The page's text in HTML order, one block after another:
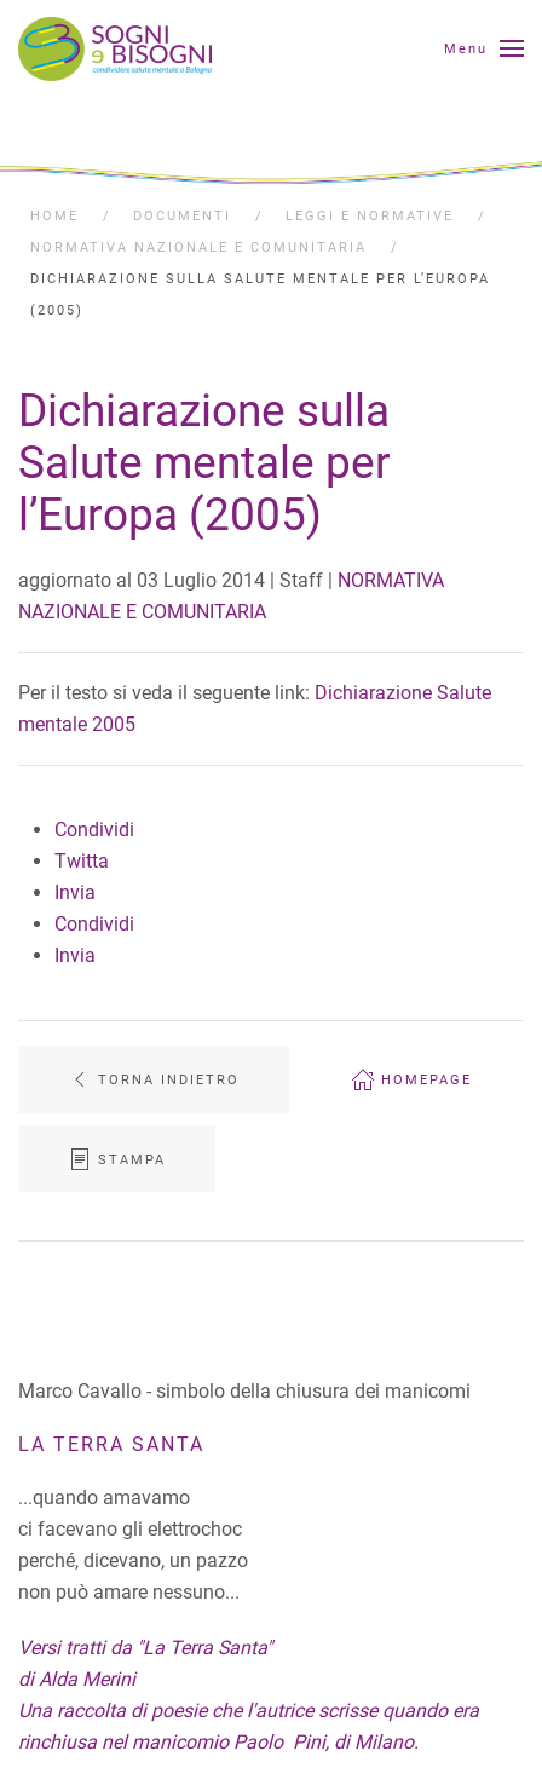
Menu
HOME DOCUMENTI
LEGGI E NORMATIVE
NORMATIVA NAZIONALE E COMUNITARIA
DICHIARAZIONE SULLA SALUTE MENTALE PER L’EUROPA
(2005)
Dichiarazione sulla
Salute mentale per
l’Europa (2005)
aggiornato al 03 Luglio 2014 | Staff | NORMATIVA
NAZIONALE E COMUNITARIA
Per il testo si veda il seguente link: Dichiarazione Salute
mentale 2005
Condividi
Twitta
Invia
Condividi
Invia
TORNA INDIETRO HOMEPAGE
STAMPA
Marco Cavallo - simbolo della chiusura dei manicomi
LA TERRA SANTA
...quando amavamo
ci facevano gli elettrochoc
perché, dicevano, un pazzo
non può amare nessuno...
Versi tratti da "La Terra Santa"
di Alda Merini
Una raccolta di poesie che l'autrice scrisse quando era
rinchiusa nel manicomio Paolo Pini, di Milano.